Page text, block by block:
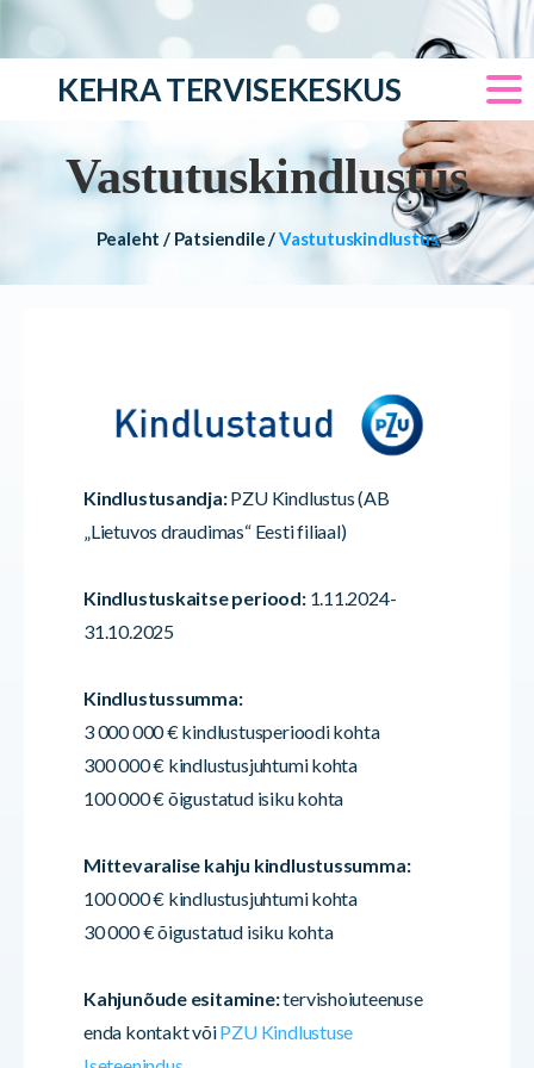
KEHRA TERVISEKESKUS
Vastutuskindlustus
Pealeht / Patsiendile/Vastutuskindlustus
Kindlustusandja:PZU Kindlustus (AB
„Lietuvos draudimas“ Eesti filiaal)
Kindlustuskaitse periood: 1.11.2024-
31.10.2025
Kindlustussumma:
3 000 000 € kindlustusperioodi kohta
300 000 € kindlustusjuhtumi kohta
100 000 € õigustatud isiku kohta
Mittevaralise kahju kindlustussumma:
100 000 € kindlustusjuhtumi kohta
30 000 € õigustatud isiku kohta
Kahjunõude esitamine:tervishoiuteenuse
enda kontakt võiPZU Kindlustuse